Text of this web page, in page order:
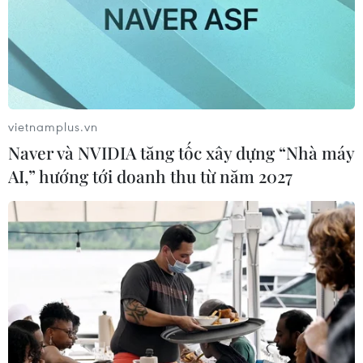
phản cảm trên "ghế nóng"
21/02/2017 08:54
"Khán giả đã quen với phong cách cũ của các huấn
luyện viên những mùa trước, tôi nghĩ rằng ngồi trên
chiếc ghế nào cũng vậy, phải dám thay đổi và khác biệt
thì mới mang lại giá trị mới mẻ."
vietnamplus.vn
Naver và NVIDIA tăng tốc xây dựng “Nhà máy
AI,” hướng tới doanh thu từ năm 2027